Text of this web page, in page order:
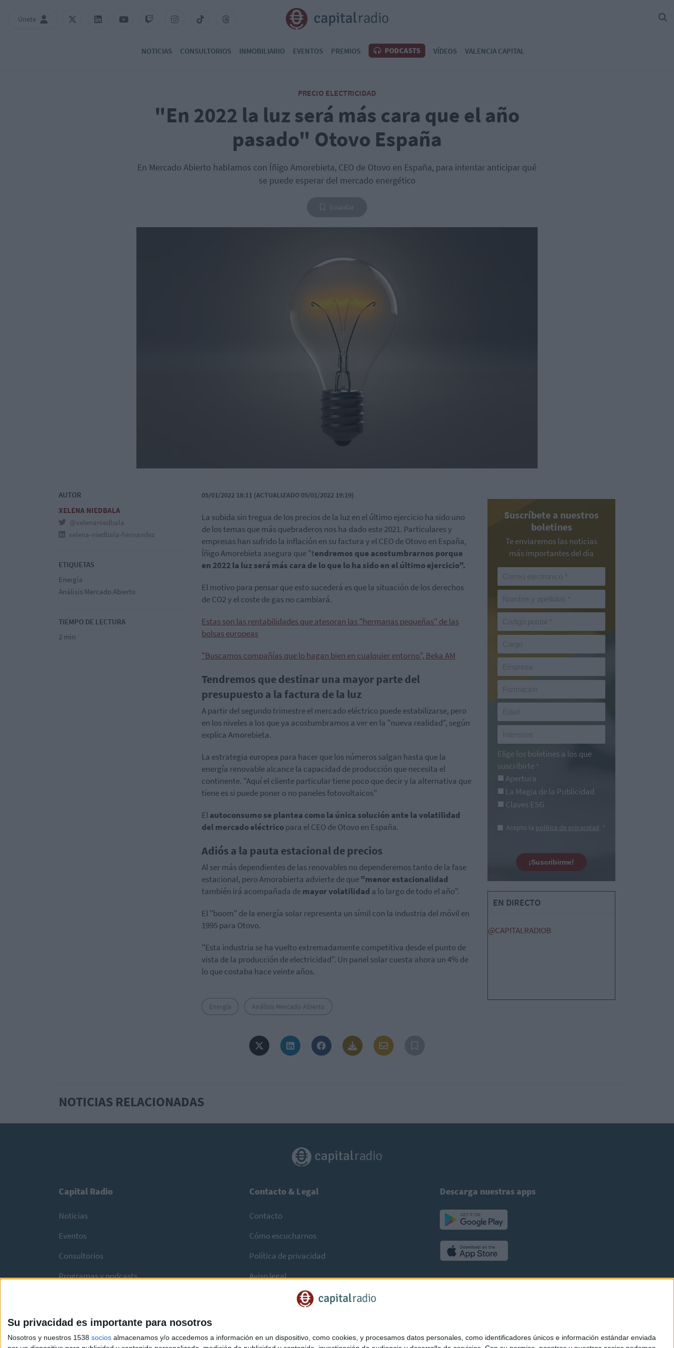
Su privacidad es importante para nosotros
Nosotros y nuestros 1538 socios almacenamos y/o accedemos a información en un dispositivo, como cookies, y procesamos datos personales, como identificadores únicos e información estándar enviada
Únete
NOTICIAS CONSULTORIOS INMOBILIARIO EVENTOS PREMIOS PODCASTS VÍDEOS VALENCIA CAPITAL
PRECIO ELECTRICIDAD
"En 2022 la luz será más cara que el año
pasado" Otovo España
En Mercado Abierto hablamos con Íñigo Amorebieta, CEO de Otovo en España, para intentar anticipar qué
se puede esperar del mercado energético
AUTOR
XELENA NIEDBALA
@xelenaniedbala
xelena-niedbala-hernandez
ETIQUETAS
Energía
Análisis Mercado Abierto
TIEMPO DE LECTURA
2 min
05/01/2022 18:11 (ACTUALIZADO 05/01/2022 19:19)
La subida sin tregua de los precios de la luz en el último ejercicio ha sido uno
de los temas que más quebraderos nos ha dado este 2021. Particulares y
empresas han sufrido la inflación en su factura y el CEO de Otovo en España,
Íñigo Amorebieta asegura que "tendremos que acostumbrarnos porque
en 2022 la luz será más cara de lo que lo ha sido en el último ejercicio".
El motivo para pensar que esto sucederá es que la situación de los derechos
de CO2 y el coste de gas no cambiará.
Estas son las rentabilidades que atesoran las "hermanas pequeñas" de las
bolsas europeas
"Buscamos compañías que lo hagan bien en cualquier entorno", Beka AM
Tendremos que destinar una mayor parte del
presupuesto a la factura de la luz
A partir del segundo trimestre el mercado eléctrico puede estabilizarse, pero
en los niveles a los que ya acostumbramos a ver en la "nueva realidad", según
explica Amorebieta.
La estrategia europea para hacer que los números salgan hasta que la
energía renovable alcance la capacidad de producción que necesita el
continente. "Aquí el cliente particular tiene poco que decir y la alternativa que
tiene es si puede poner o no paneles fotovoltaicos"
Elautoconsumo se plantea como la única solución ante la volatilidad
del mercado eléctricopara el CEO de Otovo en España.
Adiós a la pauta estacional de precios
Al ser más dependientes de las renovables no dependeremos tanto de la fase
estacional, pero Amorabierta advierte de que"menor estacionalidad
también irá acompañada demayor volatilidad a lo largo de todo el año".
El "boom" de la energía solar representa un símil con la industria del móvil en
1995 para Otovo.
"Esta industria se ha vuelto extremadamente competitiva desde el punto de
vista de la producción de electricidad". Un panel solar cuesta ahora un 4% de
lo que costaba hace veinte años.
Energía Análisis Mercado Abierto
Suscríbete a nuestros
boletines
Te enviaremos las noticias
más importantes del día
Elige los boletines a los que
suscribirte *
Apertura
La Magia de la Publicidad
Claves ESG
Acepto la política de privacidad. *
¡Suscribirme!
EN DIRECTO
@CAPITALRADIOB
NOTICIAS RELACIONADAS
Capital Radio
Noticias
Eventos
Consultorios
Programas y podcasts
Contacto & Legal
Contacto
Cómo escucharnos
Política de privacidad
Aviso legal
Descarga nuestras apps